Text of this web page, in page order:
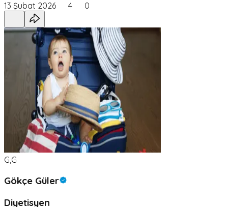
13 Şubat 2026 4 0
G,G
Gökçe Güler
Diyetisyen